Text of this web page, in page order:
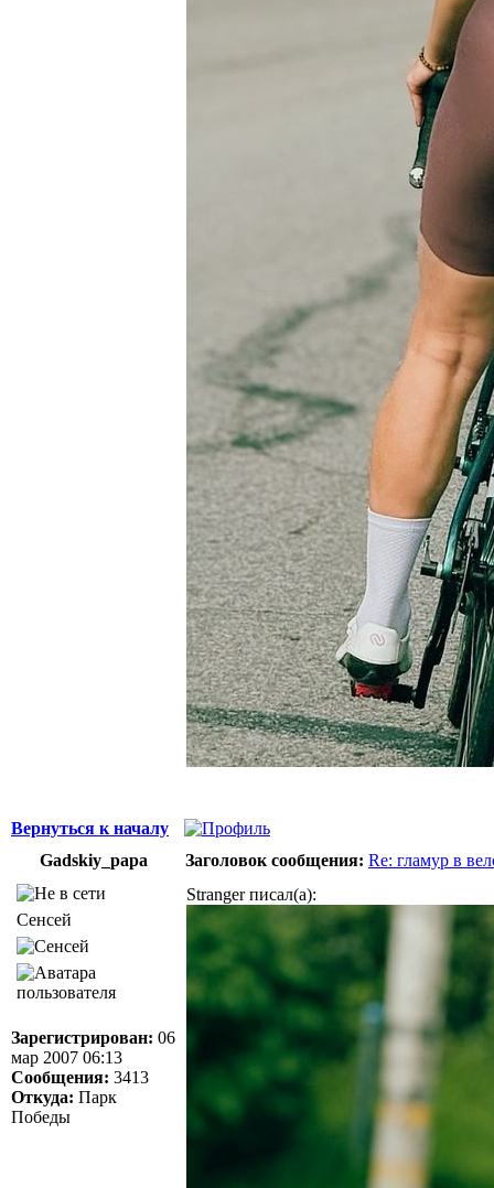
Вернуться к началу
Gadskiy_papa
Заголовок сообщения: Re: гламур в
Сенсей
Зарегистрирован: 06
мар 2007 06:13
Сообщения: 3413
Откуда: Парк
Победы
Stranger писал(а):